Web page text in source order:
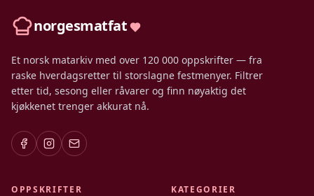
norgesmatfat
Et norsk matarkiv med over 120 000 oppskrifter — fra
raske hverdagsretter til storslagne festmenyer. Filtrer
etter tid, sesong eller råvarer og finn nøyaktig det
kjøkkenet trenger akkurat nå.
OPPSKRIFTER KATEGORIER